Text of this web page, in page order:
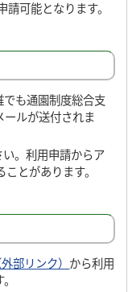
可能となります。
でも通園制度総合支
ールが送付されま
。利用申請からア
とがあります。
部リンク） から利用